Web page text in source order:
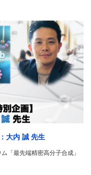
大内 誠 先生
「最先端精密高分子合成」